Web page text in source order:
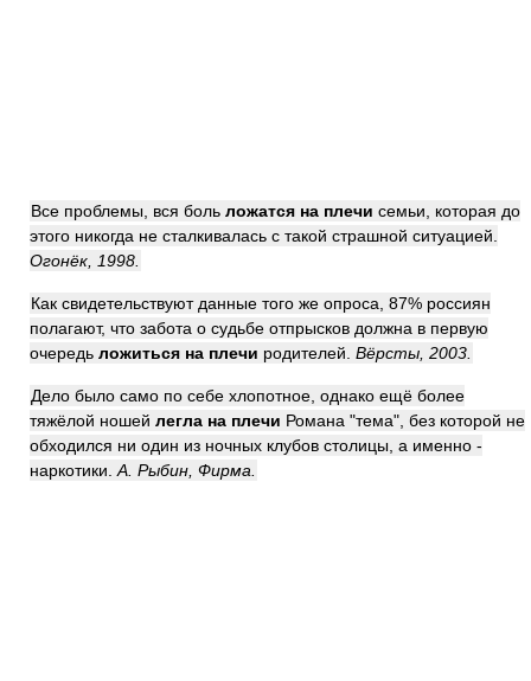
Все проблемы, вся боль ложатся на плечи семьи, которая до
этого никогда не сталкивалась с такой страшной ситуацией.
Огонёк, 1998.
Как свидетельствуют данные того же опроса, 87% россиян
полагают, что забота о судьбе отпрысков должна в первую
очередь ложиться на плечи родителей. Вёрсты, 2003.
Дело было само по себе хлопотное, однако ещё более
тяжёлой ношей легла на плечи Романа "тема", без которой не
обходился ни один из ночных клубов столицы, а именно -
наркотики. А. Рыбин, Фирма.